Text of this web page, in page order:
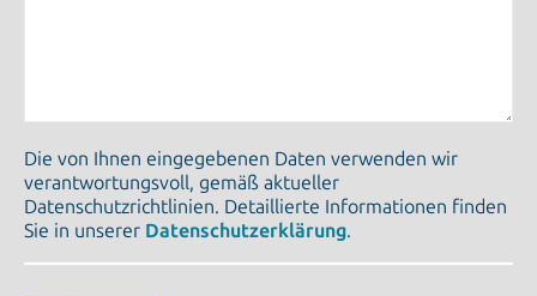
Die von Ihnen eingegebenen Daten verwenden wir
verantwortungsvoll, gemäß aktueller
Datenschutzrichtlinien. Detaillierte Informationen finden
Sie in unserer Datenschutzerklärung.